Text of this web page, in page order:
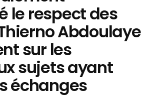
le respect des
Abdoulaye
sur les
sujets ayant
échanges